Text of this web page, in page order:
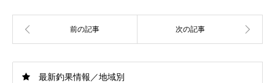
最新釣果情報／地域別